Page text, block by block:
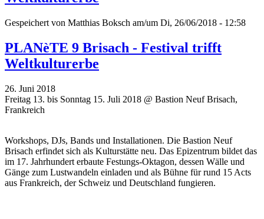
Gespeichert von Matthias Boksch am/um Di, 26/06/2018 - 12:58
PLANèTE 9 Brisach - Festival trifft
Weltkulturerbe
26. Juni 2018
Freitag 13. bis Sonntag 15. Juli 2018 @ Bastion Neuf Brisach,
Frankreich
Workshops, DJs, Bands und Installationen. Die Bastion Neuf
Brisach erfindet sich als Kulturstätte neu. Das Epizentrum bildet das
im 17. Jahrhundert erbaute Festungs-Oktagon, dessen Wälle und
Gänge zum Lustwandeln einladen und als Bühne für rund 15 Acts
aus Frankreich, der Schweiz und Deutschland fungieren.